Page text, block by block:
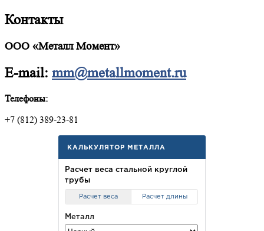
Контакты
ООО «Металл Момент»
E-mail: mm@metallmoment.ru
Телефоны:
+7 (812) 389-23-81